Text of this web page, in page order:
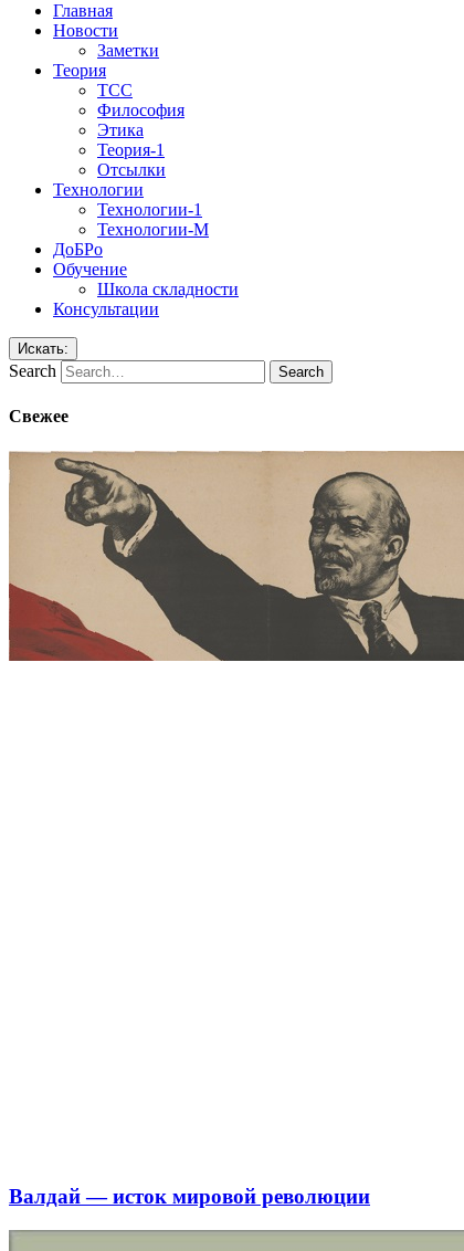
Главная
Новости
Заметки
Теория
ТСС
Философия
Этика
Теория-1
Отсылки
Технологии
Технологии-1
Технологии-М
ДоБРо
Обучение
Школа складности
Консультации
Искать:
Search
Свежее
Валдай — исток мировой революции